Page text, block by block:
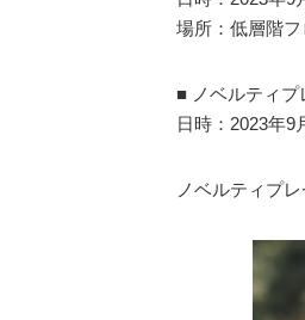
場所：低層階フ
■ ノベルティプ
日時：2023年9
ノベルティプ